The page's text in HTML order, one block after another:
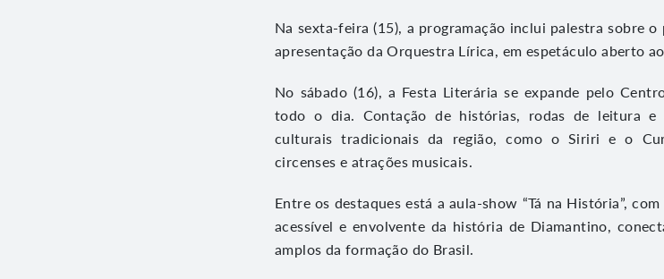
Na sexta-feira (15), a programação inclui palestra sobre
apresentação da Orquestra Lírica, em espetáculo aberto
No sábado (16), a Festa Literária se expande pelo
todo o dia. Contação de histórias, rodas de leitura e
culturais tradicionais da região, como o Siriri e o
circenses e atrações musicais.
Entre os destaques está a aula-show “Tá na História”,
acessível e envolvente da história de Diamantino,
amplos da formação do Brasil.